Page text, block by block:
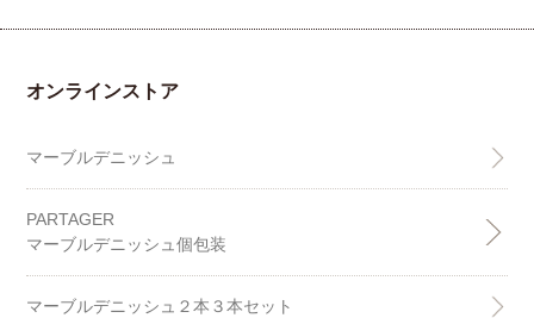
オンラインストア
マーブルデニッシュ
PARTAGER
マーブルデニッシュ個包装
マーブルデニッシュ２本３本セット